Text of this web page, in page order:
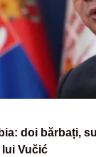
doi bărbați,
Vučić